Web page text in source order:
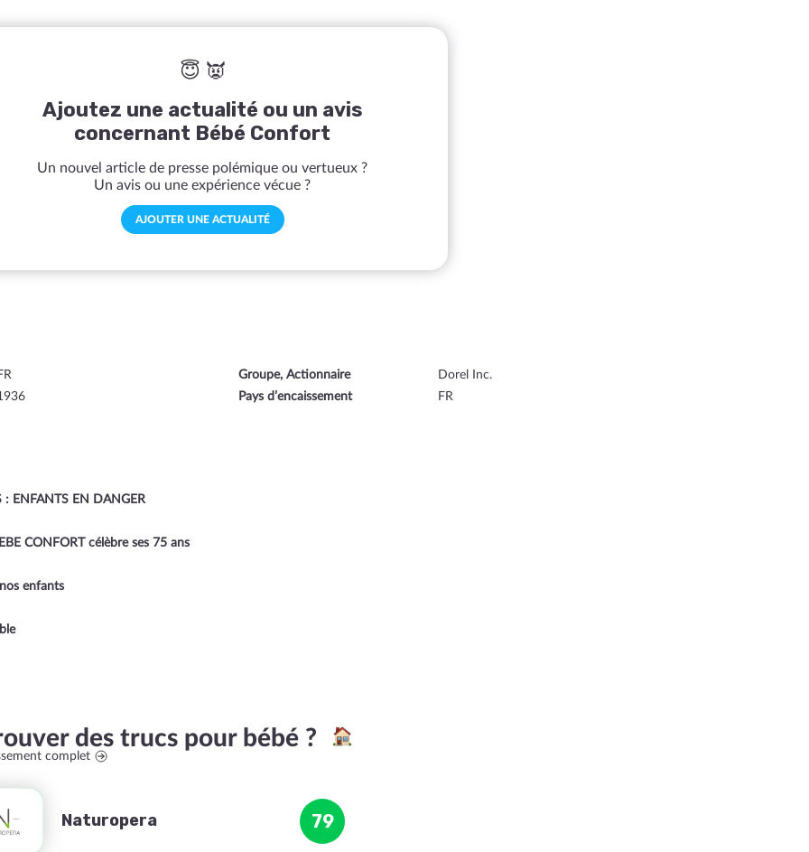
😇 👿
Ajoutez une actualité ou un avis
concernant Bébé Confort
Un nouvel article de presse polémique ou vertueux ?
Un avis ou une expérience vécue ?
AJOUTER UNE ACTUALITÉ
Groupe, Actionnaire
Dorel Inc.
Pays d’encaissement
FR
: ENFANTS EN DANGER
CONFORT célèbre ses 75 ans
enfants
des trucs pour bébé ?
complet
Naturopera 79